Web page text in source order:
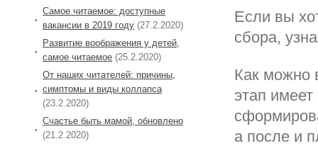
Если вы
сбора,
Как можно
этап имеет
а после и
Самое читаемое: доступные
вакансии в 2019 году (27.2.2020)
Развитие воображения у детей,
самое читаемое (25.2.2020)
От наших читателей: причины,
симптомы и виды коллапса
(23.2.2020)
Cчастье быть мамой, обновлено
(21.2.2020)